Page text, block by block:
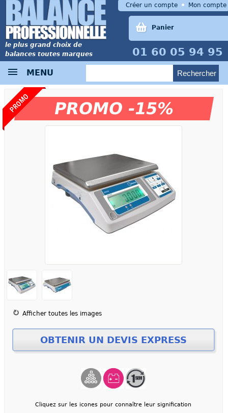
le plus grand choix de
balances toutes marques
01 60 05 94 95
Panier
Créer un compte Mon compte
MENU
PROMO PROMO -15%
Afficher toutes les images
Cliquez sur les icones pour connaître leur signification